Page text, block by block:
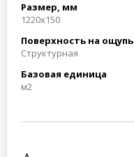
Размер, мм
1220x150
Поверхность на ощупь
Структурная
Базовая единица
м2